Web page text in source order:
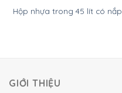
Hộp nhựa trong 45 lít có nắp
GIỚI THIỆU